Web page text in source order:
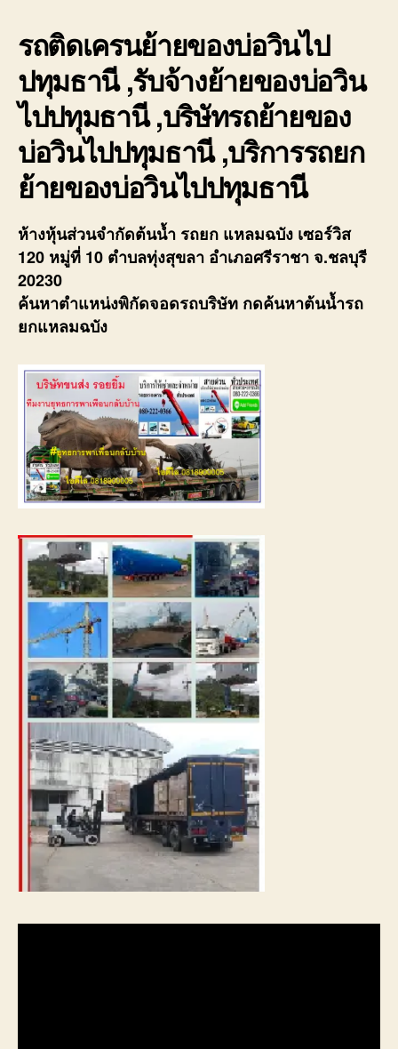
รถติดเครนย้ายของบ่อวินไป
ปทุมธานี ,รับจ้างย้ายของบ่อวิน
ไปปทุมธานี ,บริษัทรถย้ายของ
บ่อวินไปปทุมธานี ,บริการรถยก
ย้ายของบ่อวินไปปทุมธานี
ห้างหุ้นส่วนจำกัดต้นน้ำ รถยก แหลมฉบัง เซอร์วิส
120 หมู่ที่ 10 ตำบลทุ่งสุขลา อำเภอศรีราชา จ.ชลบุรี
20230
ค้นหาตำแหน่งพิกัดจอดรถบริษัท กดค้นหาต้นน้ำรถ
ยกแหลมฉบัง